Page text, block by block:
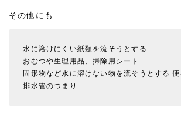
その他にも
水に溶けにくい紙類を流そうとする
おむつや生理用品、掃除用シート
固形物など水に溶けない物を流そうとする
排水管のつまり